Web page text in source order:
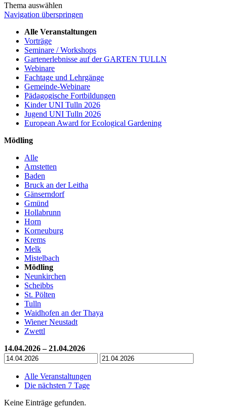
Thema auswählen
Navigation überspringen
Alle Veranstaltungen
Vorträge
Seminare / Workshops
Gartenerlebnisse auf der GARTEN TULLN
Webinare
Fachtage und Lehrgänge
Gemeinde-Webinare
Pädagogische Fortbildungen
Kinder UNI Tulln 2026
Jugend UNI Tulln 2026
European Award for Ecological Gardening
Mödling
Alle
Amstetten
Baden
Bruck an der Leitha
Gänserndorf
Gmünd
Hollabrunn
Horn
Korneuburg
Krems
Melk
Mistelbach
Mödling
Neunkirchen
Scheibbs
St. Pölten
Tulln
Waidhofen an der Thaya
Wiener Neustadt
Zwettl
14.04.2026 – 21.04.2026
Alle Veranstaltungen
Die nächsten 7 Tage
Keine Einträge gefunden.